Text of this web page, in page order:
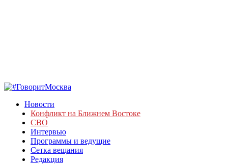
Новости
Конфликт на Ближнем Востоке
СВО
Интервью
Программы и ведущие
Сетка вещания
Редакция